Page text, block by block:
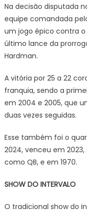
Na decisão disputada
equipe comandada
um jogo épico contra o
último lance da
Hardman.
A vitória por 25 a 22
franquia, sendo a
em 2004 e 2005, que
duas vezes seguidas.
Esse também foi o
2024, venceu em
como QB, e em 1970.
SHOW DO INTERVALO
O tradicional show do